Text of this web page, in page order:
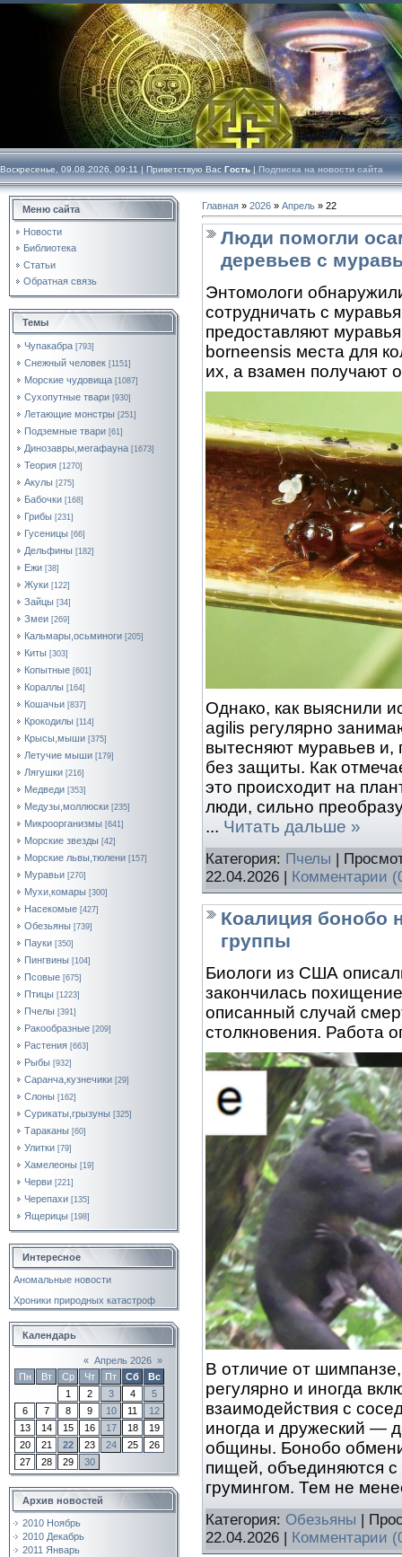
Воскресенье, 09.08.2026, 09:11 | Приветствую Вас Гость | Подписка на новости сайта
Меню сайта
Новости
Библиотека
Статьи
Обратная связь
Темы
Чупакабра [793]
Снежный человек [1151]
Морские чудовища [1087]
Сухопутные твари [930]
Летающие монстры [251]
Подземные твари [61]
Динозавры,мегафауна [1673]
Теория [1270]
Акулы [275]
Бабочки [168]
Грибы [231]
Гусеницы [66]
Дельфины [182]
Ежи [38]
Жуки [122]
Зайцы [34]
Змеи [269]
Кальмары,осьминоги [205]
Киты [303]
Копытные [601]
Кораллы [164]
Кошачьи [837]
Крокодилы [114]
Крысы,мыши [375]
Летучие мыши [179]
Лягушки [216]
Медведи [353]
Медузы,моллюски [235]
Микроорганизмы [641]
Морские звезды [42]
Морские львы,тюлени [157]
Муравьи [270]
Мухи,комары [300]
Насекомые [427]
Обезьяны [739]
Пауки [350]
Пингвины [104]
Псовые [675]
Птицы [1223]
Пчелы [391]
Ракообразные [209]
Растения [663]
Рыбы [932]
Саранча,кузнечики [29]
Слоны [162]
Сурикаты,грызуны [325]
Тараканы [60]
Улитки [79]
Хамелеоны [19]
Черви [221]
Черепахи [135]
Ящерицы [198]
Интересное
Аномальные новости
Хроники природных катастроф
Календарь
« Апрель 2026 »
Пн
Вт Ср Чт Пт Сб
Вс
1
2 3 4
5
6
7 8 9 10 11
12
13
14 15 16 17 18
19
20
21 22 23 24 25
26
27
28 29 30
Архив новостей
2010 Ноябрь
2010 Декабрь
2011 Январь
Главная » 2026 » Апрель » 22
Люди помогли
деревьев с
Энтомологи
сотрудничать с
предоставляют
borneensis места для
их, а взамен получают
Однако, как выяснили
agilis регулярно
вытесняют муравьев и,
без защиты. Как
это происходит на
люди, сильно
... Читать дальше »
Категория: Пчелы |
22.04.2026
Комментарии
Коалиция бонобо
группы
Биологи из США
закончилась
описанный случай
столкновения. Работа
В отличие от
регулярно и иногда
взаимодействия с
иногда и дружеский —
общины. Бонобо
пищей, объединяются
грумингом. Тем не
Категория: Обезьяны |
22.04.2026
Комментарии